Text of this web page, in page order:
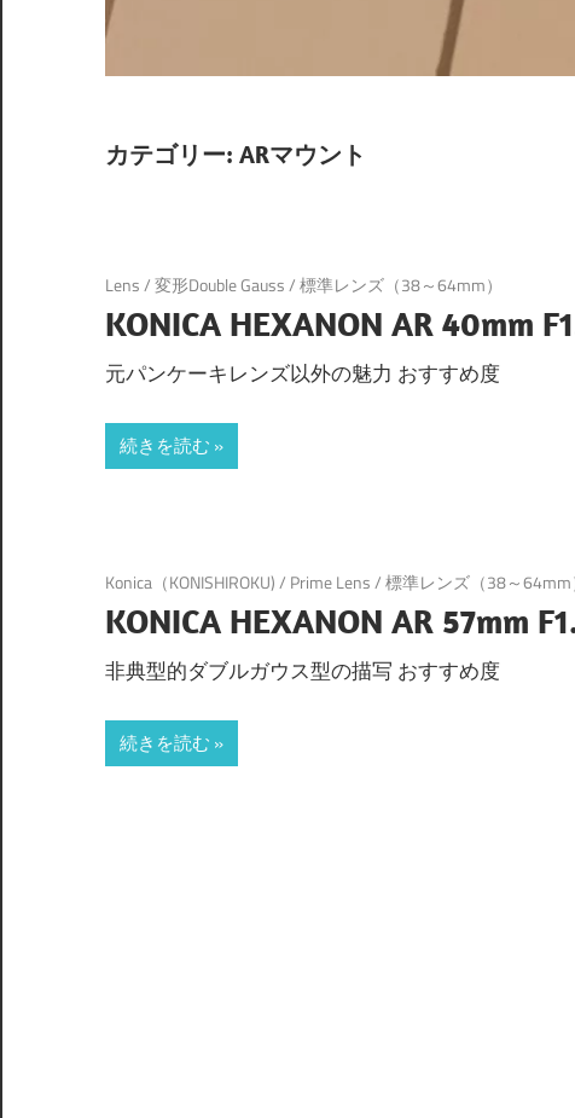
カテゴリー: ARマウント
Lens/変形Double Gauss/標準レンズ（38～64mm）
KONICA HEXANON AR 40mm
元パンケーキレンズ以外の魅力 おすすめ度
続きを読む
Konica（KONISHIROKU)/ Prime Lens/標準レンズ（38～64mm
KONICA HEXANON AR 57mm
非典型的ダブルガウス型の描写 おすすめ度
続きを読む